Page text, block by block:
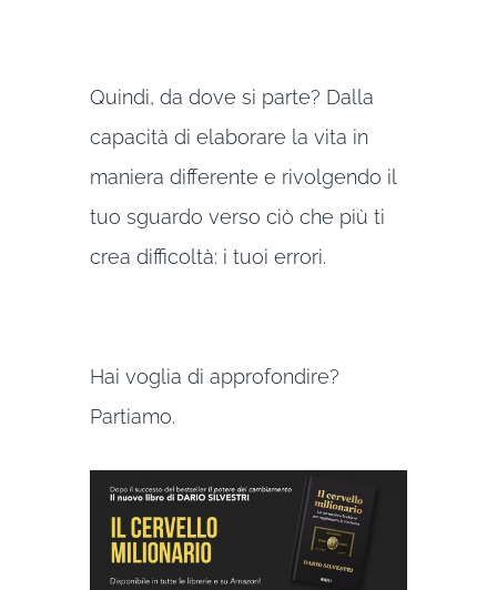
Quindi, da dove si parte? Dalla
capacità di elaborare la vita in
maniera differente e rivolgendo il
tuo sguardo verso ciò che più ti
crea difficoltà: i tuoi errori.
Hai voglia di approfondire?
Partiamo.